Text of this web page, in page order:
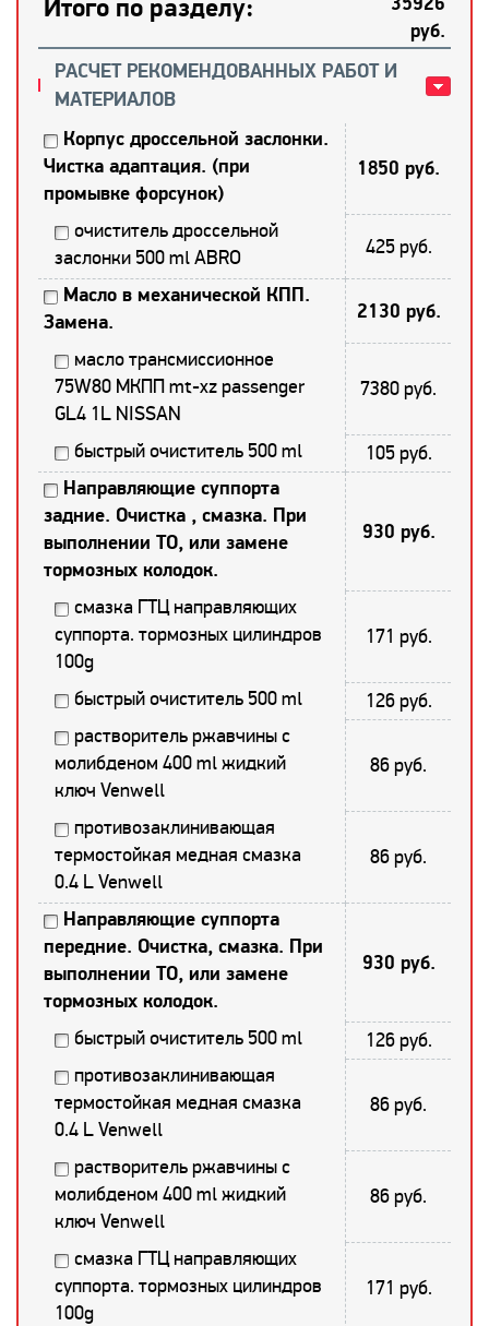
Итого по разделу:
руб.
РАСЧЕТ РЕКОМЕНДОВАННЫХ РАБОТ И
МАТЕРИАЛОВ
Корпус дроссельной заслонки.
Чистка адаптация. (при
промывке форсунок)
1850 руб.
очиститель дроссельной
заслонки 500 ml ABRO
425 руб.
Масло в механической КПП.
Замена.
2130 руб.
масло трансмиссионное
75W80 МКПП mt-xz passenger
GL4 1L NISSAN
7380 руб.
быстрый очиститель 500 ml 105 руб.
Направляющие суппорта
задние. Очистка , смазка. При
выполнении ТО, или замене
тормозных колодок.
930 руб.
смазка ГТЦ направляющих
суппорта. тормозных цилиндров
100g
171 руб.
быстрый очиститель 500 ml
126 руб.
растворитель ржавчины с
молибденом 400 ml жидкий
ключ Venwell
86 руб.
противозаклинивающая
термостойкая медная смазка
0.4 L Venwell
86 руб.
Направляющие суппорта
передние. Очистка, смазка. При
выполнении ТО, или замене
тормозных колодок.
930 руб.
быстрый очиститель 500 ml
126 руб.
противозаклинивающая
термостойкая медная смазка
0.4 L Venwell
86 руб.
растворитель ржавчины с
молибденом 400 ml жидкий
ключ Venwell
86 руб.
смазка ГТЦ направляющих
суппорта. тормозных цилиндров
100g
171 руб.